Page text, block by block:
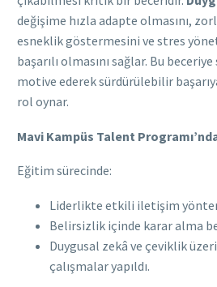
değişime hızla adapte olmasını,
esneklik göstermesini ve stres
başarılı olmasını sağlar. Bu
motive ederek sürdürülebilir
rol oynar.
Mavi Kampüs Talent
Eğitim sürecinde:
Liderlikte etkili iletişim
Belirsizlik içinde karar alma
Duygusal zekâ ve çeviklik
çalışmalar yapıldı.